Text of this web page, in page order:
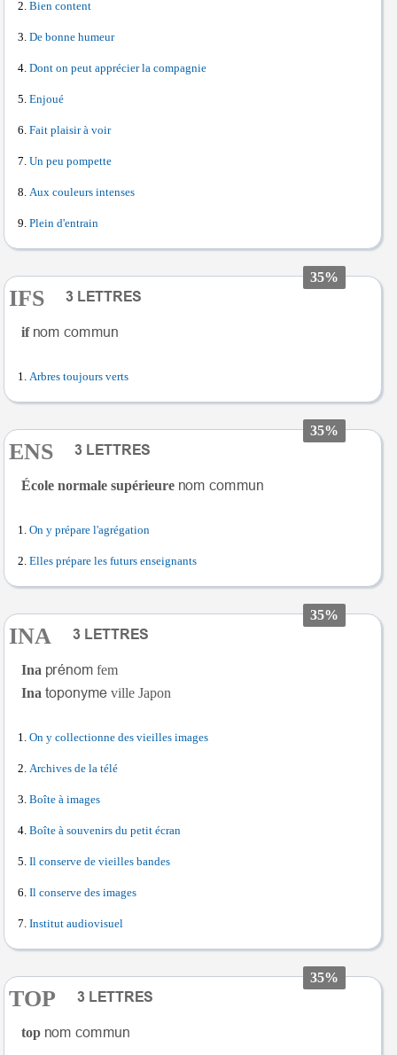
Bien content
De bonne humeur
Dont on peut apprécier la compagnie
Enjoué
Fait plaisir à voir
Un peu pompette
Aux couleurs intenses
Plein d'entrain
35%
IFS
if
Arbres toujours verts
35%
ENS
École normale supérieure
On y prépare l'agrégation
Elles prépare les futurs enseignants
35%
INA
Ina
fem
Ina
ville Japon
On y collectionne des vieilles images
Archives de la télé
Boîte à images
Boîte à souvenirs du petit écran
Il conserve de vieilles bandes
Il conserve des images
Institut audiovisuel
35%
TOP
top